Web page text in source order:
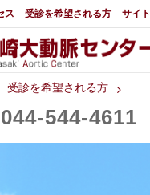
ス 受診を希望される方 サイ
受診を希望される方
044 544 4611
大動脈センター
メディアでの紹介
都道府県別紹介